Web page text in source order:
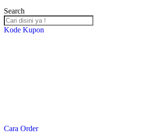
Search
Kode Kupon
Cara Order